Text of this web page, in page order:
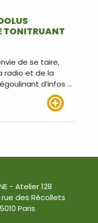
TONITRUANT
de se taire,
radio et de la
d’infos …
- Atelier 128
rue des Récollets
Paris